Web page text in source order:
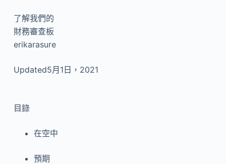
了解我們的
財務審查板
erikarasure
Updated5月1日，2021
目錄
在空中
預期